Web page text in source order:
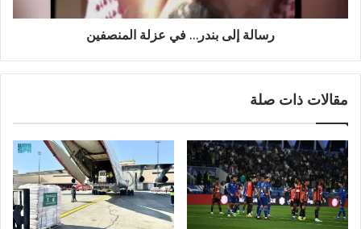
رسالة إلى بندر… في عزلة المنصفين
مقالات ذات صلة